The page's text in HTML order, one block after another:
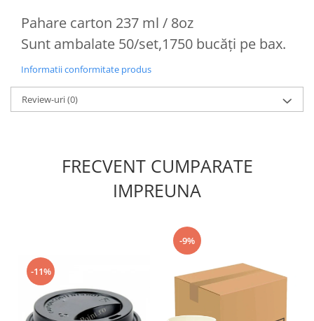
Pahare carton 237 ml / 8oz
Sunt ambalate 50/set,1750 bucăți pe bax.
Informatii conformitate produs
Review-uri(0)
FRECVENT CUMPARATE
IMPREUNA
-11%
-9%